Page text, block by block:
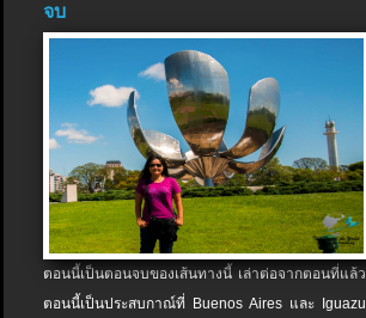
จบ
ตอนนี้เป็นตอนจบของเส้นทางนี้ เล่าต่อจากตอนที่แล้ว
ตอนนี้เป็นประสบกาณ์ที่ Buenos Aires และ Iguazu